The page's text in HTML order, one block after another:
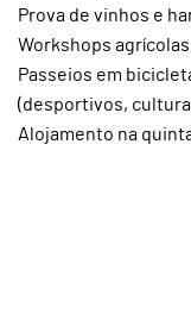
Prova de vinhos e
Workshops
Passeios em
(desportivos,
Alojamento na